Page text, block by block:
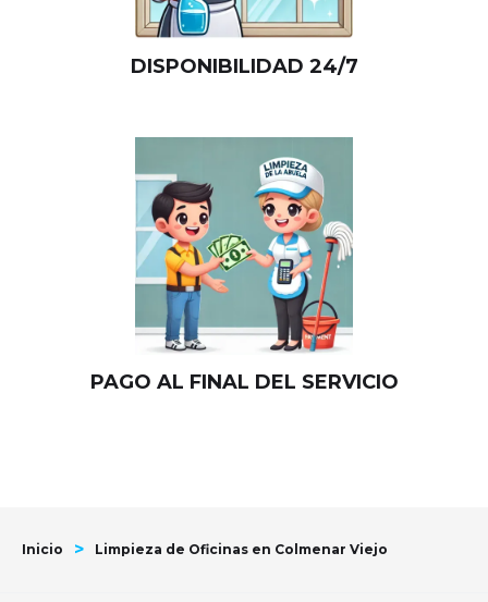
DISPONIBILIDAD 24/7
PAGO AL FINAL DEL SERVICIO
Inicio > Limpieza de Oficinas en Colmenar Viejo